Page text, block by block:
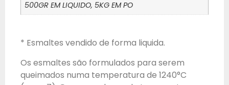
500GR EM LIQUIDO, 5KG EM PO
* Esmaltes vendido de forma liquida.
Os esmaltes são formulados para serem
queimados numa temperatura de 1240°C